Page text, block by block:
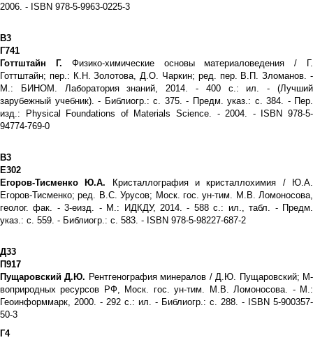
2006. - ISBN 978-5-9963-0225-3
В3
Г741
Готтштайн Г. Физико-химические основы материаловедения / Г.
Готтштайн; пер.: К.Н. Золотова, Д.О. Чаркин; ред. пер. В.П. Зломанов. -
М.: БИНОМ. Лаборатория знаний, 2014. - 400 с.: ил. - (Лучший
зарубежный учебник). - Библиогр.: с. 375. - Предм. указ.: с. 384. - Пер.
изд.: Physical Foundations of Materials Science. - 2004. - ISBN 978-5-
94774-769-0
В3
Е302
Егоров-Тисменко Ю.А. Кристаллография и кристаллохимия / Ю.А.
Егоров-Тисменко; ред. В.С. Урусов; Моск. гос. ун-тим. М.В. Ломоносова,
геолог. фак. - 3-еизд. - М.: ИДКДУ, 2014. - 588 с.: ил., табл. - Предм.
указ.: с. 559. - Библиогр.: с. 583. - ISBN 978-5-98227-687-2
Д33
П917
Пущаровский Д.Ю. Рентгенография минералов / Д.Ю. Пущаровский; М-
воприродных ресурсов РФ, Моск. гос. ун-тим. М.В. Ломоносова. - М.:
Геоинформмарк, 2000. - 292 с.: ил. - Библиогр.: с. 288. - ISBN 5-900357-
50-3
Г4